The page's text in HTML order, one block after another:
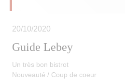
Guide Lebey
20/10/2020
Un très bon bistrot
Nouveauté / Coup de coeur